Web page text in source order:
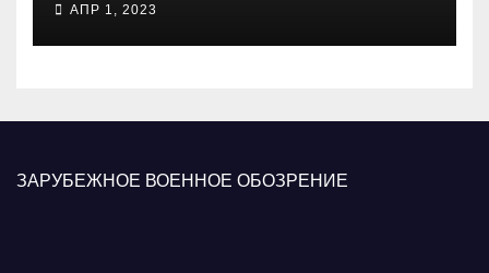
вооруженных сил Украины
АПР 1, 2023
ЗАРУБЕЖНОЕ ВОЕННОЕ ОБОЗРЕНИЕ